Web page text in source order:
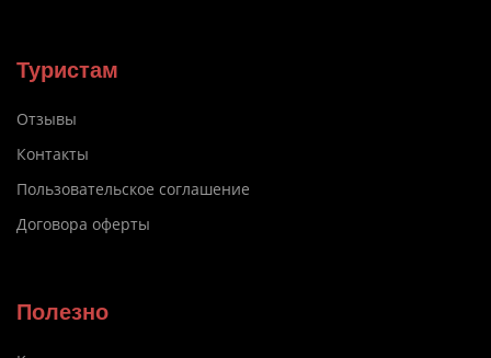
Туристам
Отзывы
Контакты
Пользовательское соглашение
Договора оферты
Полезно